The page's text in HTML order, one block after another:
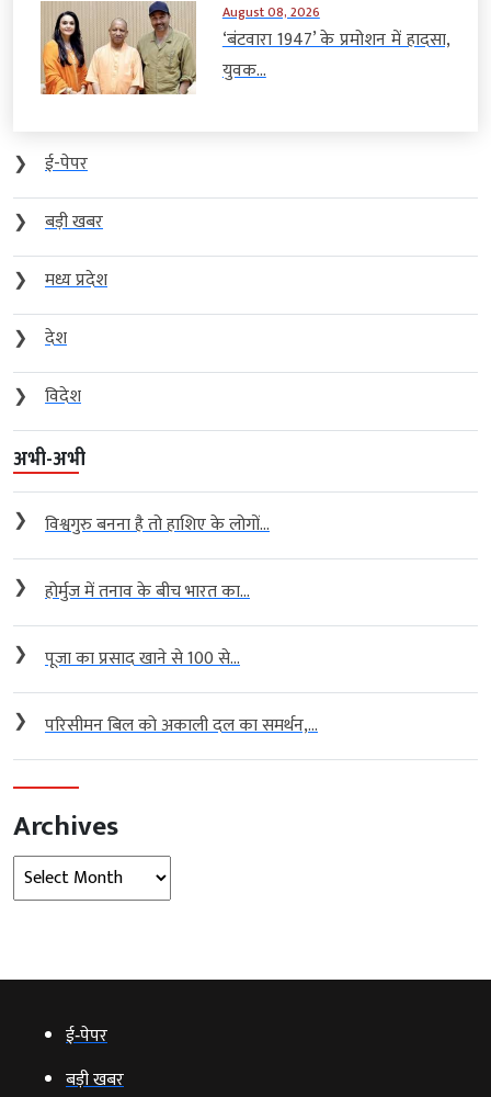
August 08, 2026
‘बंटवारा 1947’ के प्रमोशन में हादसा,
युवक...
❯
ई-पेपर
❯
बड़ी खबर
❯
मध्य प्रदेश
❯
देश
❯
विदेश
अभी-अभी
❯ विश्वगुरु बनना है तो हाशिए के लोगों...
❯ होर्मुज में तनाव के बीच भारत का...
❯ पूजा का प्रसाद खाने से 100 से...
❯ परिसीमन बिल को अकाली दल का समर्थन,...
Archives
Archives
ई‑पेपर
बड़ी खबर